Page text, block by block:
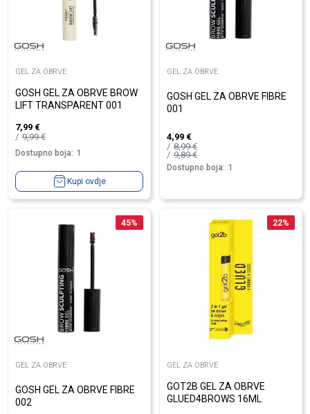
GEL ZA OBRVE
GOSH GEL ZA OBRVE BROW
LIFT TRANSPARENT 001
7,99 €
9,99€
Dostupno boja: 1
Kupi ovdje
GEL ZA OBRVE
GOSH GEL ZA OBRVE FIBRE
001
4,99 €
8,99€
9,89€
Dostupno boja: 1
45%
GEL ZA OBRVE
GOSH GEL ZA OBRVE FIBRE
002
22%
GEL ZA OBRVE
GOT2B GEL ZA OBRVE
GLUED4BROWS 16ML